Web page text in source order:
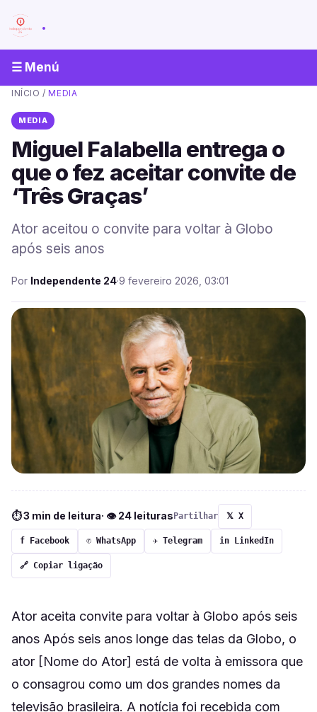
.
☰ Menú
INÍCIO /MEDIA
MEDIA
Miguel Falabella entrega o
que o fez aceitar convite de
‘Três Graças’
Ator aceitou o convite para voltar à Globo
após seis anos
Por Independente 24·9 fevereiro 2026, 03:01
⏱ 3 min de leitura· 👁 24 leiturasPartilhar 𝕏 X
f Facebook ✆ WhatsApp ✈ Telegram in LinkedIn
🔗 Copiar ligação
Ator aceita convite para voltar à Globo após seis
anos Após seis anos longe das telas da Globo, o
ator [Nome do Ator] está de volta à emissora que
o consagrou como um dos grandes nomes da
televisão brasileira. A notícia foi recebida com